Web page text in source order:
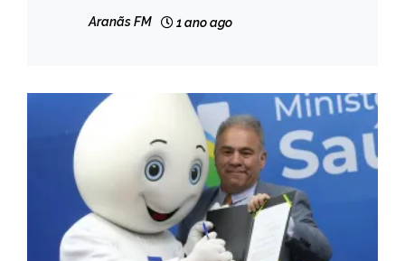
Aranãs FM 1 ano ago